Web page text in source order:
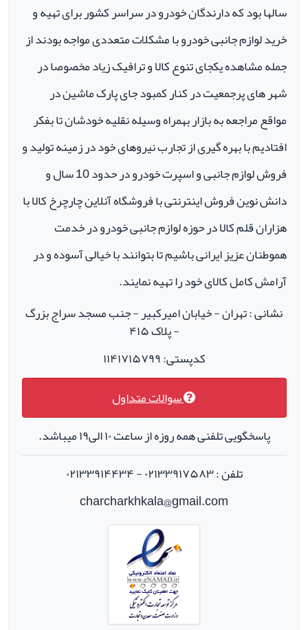
سالها بود که دارندگان خودرو در سراسر کشور برای تهیه و
خرید لوازم جانبی خودرو با مشکلات متعددی مواجه بودند از
جمله مشاهده یکجای تنوع کالا و ترافیک زیاد مخصوصا در
شهر های پرجمعیت در کنار کمبود جای پارک ماشین در
مواقع مراجعه به بازار بهمراه وسیله نقلیه خودشان تا بفکر
افتادیم با بهره گیری از تجارب نیروهای خود در زمینه تولید و
فروش لوازم جانبی و اسپرت خودرو در حدود 10 سال و
دانش نوین فروش اینترنتی با فروشگاه آنلاین چارچرخ کالا با
هزاران قلم کالا در حوزه لوازم جانبی خودرو در خدمت
هموطنان عزیز ایرانی باشیم تا بتوانند با خیالی آسوده و در
آرامش کامل کالای خود را تهیه نمایند.
نشانی : تهران - خیابان امیرکبیر - جنب مسجد سراج بزرگ
- پلاک ۴۱۵
کدپستی: ۱۱۴۱۷۱۵۷۹۹
سوالات متداول
پاسخگویی تلفنی همه روزه از ساعت ۱۰ الی۱۹ میباشد.
تلفن : ۰۲۱۳۳۹۱۷۵۸۳ - ۰۲۱۳۳۹۱۴۴۳۴
charcharkhkala@gmail.com